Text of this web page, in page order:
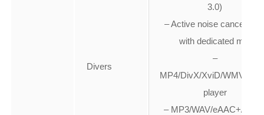
Divers
3.0)
– Active noise
with dedicated mic
–
MP4/DivX/XviD/WMV/
player
– MP3/WAV/eAAC+/